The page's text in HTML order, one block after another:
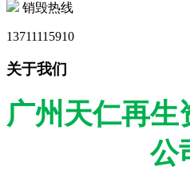
销毁热线
13711115910
关于我们
广州天仁再生
公